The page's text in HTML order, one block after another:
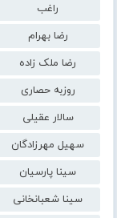
راغب
رضا بهرام
رضا ملک زاده
روزبه حصاری
سالار عقیلی
سهیل مهرزادگان
سینا پارسیان
سینا شعبانخانی